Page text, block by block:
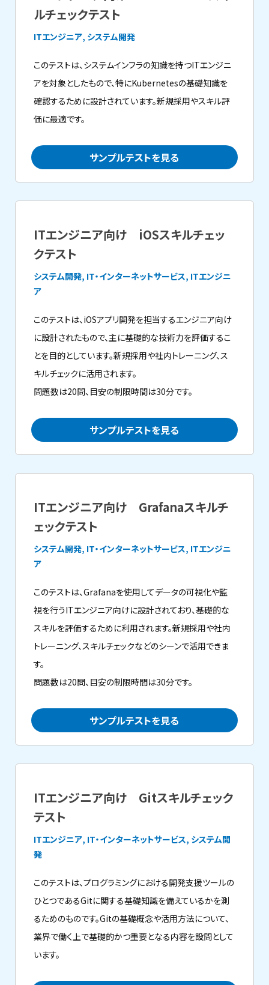
ルチェックテスト
ITエンジニア, システム開発
このテストは、システムインフラの知識を持つITエンジニ
アを対象としたもので、特にKubernetesの基礎知識を
確認するために設計されています。新規採用やスキル評
価に最適です。
サンプルテストを見る
ITエンジニア向け iOSスキルチェッ
クテスト
システム開発, IT・インターネットサービス, ITエンジニ
ア
このテストは、iOSアプリ開発を担当するエンジニア向け
に設計されたもので、主に基礎的な技術力を評価するこ
とを目的としています。新規採用や社内トレーニング、ス
キルチェックに活用されます。
問題数は20問、目安の制限時間は30分です。
サンプルテストを見る
ITエンジニア向け Grafanaスキルチ
ェックテスト
システム開発, IT・インターネットサービス, ITエンジニ
ア
このテストは、Grafanaを使用してデータの可視化や監
視を行うITエンジニア向けに設計されており、基礎的な
スキルを評価するために利用されます。新規採用や社内
トレーニング、スキルチェックなどのシーンで活用できま
す。
問題数は20問、目安の制限時間は30分です。
サンプルテストを見る
ITエンジニア向け Gitスキルチェック
テスト
ITエンジニア, IT・インターネットサービス, システム開
発
このテストは、プログラミングにおける開発支援ツールの
ひとつであるGitに関する基礎知識を備えているかを測
るためのものです。Gitの基礎概念や活用方法について、
業界で働く上で基礎的かつ重要となる内容を設問として
います。